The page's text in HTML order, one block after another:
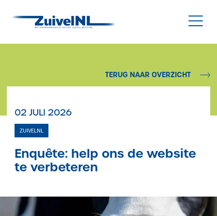
Duurzaamheid
Diergezondheid
Onderzoek & Innovatie
Gegevensbeheer & Verstrekking
TERUG NAAR OVERZICHT
02 JULI 2026
ZUIVELNL
Enquête: help ons de website
te verbeteren